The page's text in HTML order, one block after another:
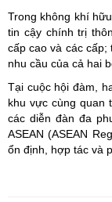
Trong không khí
tin cậy chính trị
cấp cao và các
nhu cầu của cả hai
Tại cuộc hội đàm,
khu vực cùng quan
các diễn đàn đa
ASEAN (ASEAN
ổn định, hợp tác và